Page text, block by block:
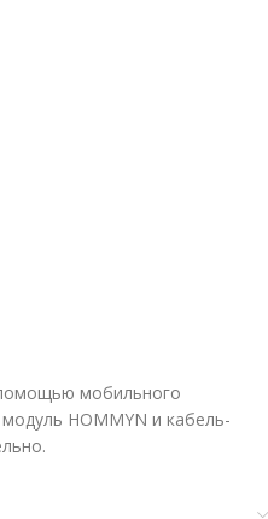
мобильного
HOMMYN и кабель-